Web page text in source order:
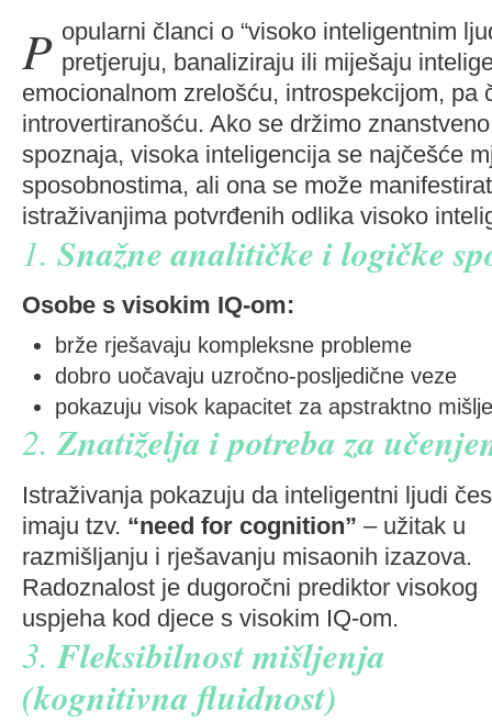
Popularni članci o “visoko inteligentnim ljudima” često pretjeruju, banaliziraju ili miješaju
emocionalnom zrelošću, introspekcijom, pa
introvertiranošću. Ako se držimo
spoznaja, visoka inteligencija se najčešće
sposobnostima, ali ona se može
istraživanjima potvrđenih odlika visoko
1. Snažne analitičke i logičke
Osobe s visokim IQ-om:
brže rješavaju kompleksne probleme
dobro uočavaju uzročno-posljedične veze
pokazuju visok kapacitet za apstraktno
2.Znatiželja i potreba za
Istraživanja pokazuju da inteligentni ljudi
imaju tzv. “need for cognition” – užitak u
razmišljanju i rješavanju misaonih izazova.
Radoznalost je dugoročni prediktor visokog
uspjeha kod djece s visokim IQ-om.
3.Fleksibilnost mišljenja
(kognitivna fluidnost)